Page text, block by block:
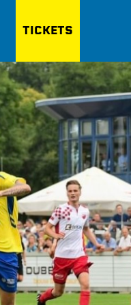
TICKETS
ZOEKEN